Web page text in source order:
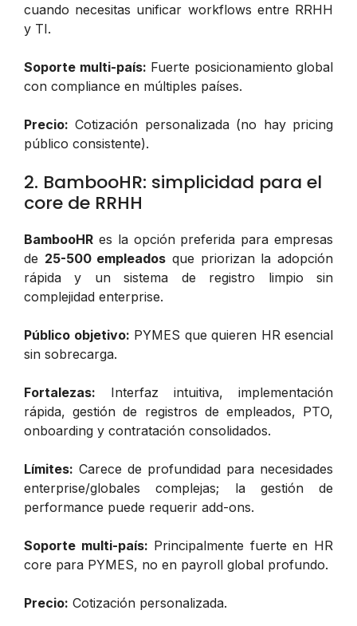
cuando necesitas unificar workflows entre RRHH
y TI.
Soporte multi-país: Fuerte posicionamiento global
con compliance en múltiples países.
Precio: Cotización personalizada (no hay pricing
público consistente).
2. BambooHR: simplicidad para el
core de RRHH
BambooHR es la opción preferida para empresas
de 25-500 empleados que priorizan la adopción
rápida y un sistema de registro limpio sin
complejidad enterprise.
Público objetivo: PYMES que quieren HR esencial
sin sobrecarga.
Fortalezas: Interfaz intuitiva, implementación
rápida, gestión de registros de empleados, PTO,
onboarding y contratación consolidados.
Límites: Carece de profundidad para necesidades
enterprise/globales complejas; la gestión de
performance puede requerir add-ons.
Soporte multi-país: Principalmente fuerte en HR
core para PYMES, no en payroll global profundo.
Precio: Cotización personalizada.